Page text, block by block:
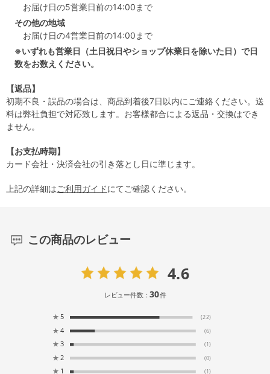
お届け日の5営業日前の14:00まで
その他の地域
お届け日の4営業日前の14:00まで
※いずれも営業日（土日祝日やショップ休業日を除いた日）で日
数をお数えください。
【返品】
初期不良・誤品の場合は、商品到着後7日以内にご連絡ください。送
料は弊社負担で対応致します。お客様都合による返品・交換はでき
ません。
【お支払時期】
カード会社・決済会社の引き落とし日に準じます。
上記の詳細はご利用ガイドにてご確認ください。
この商品のレビュー
4.6
レビュー件数：30件
★ 5 (22)
★ 4 (6)
★ 3 (1)
★ 2 (0)
★ 1 (1)